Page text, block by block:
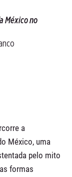
México no
a
México, uma
pelo mito
formas